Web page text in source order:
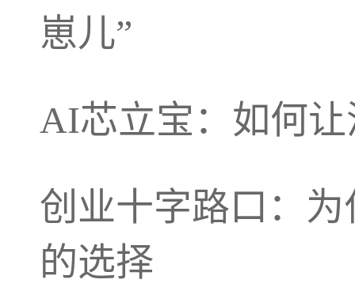
崽儿”
AI芯立宝：如何让
创业十字路口：
的选择